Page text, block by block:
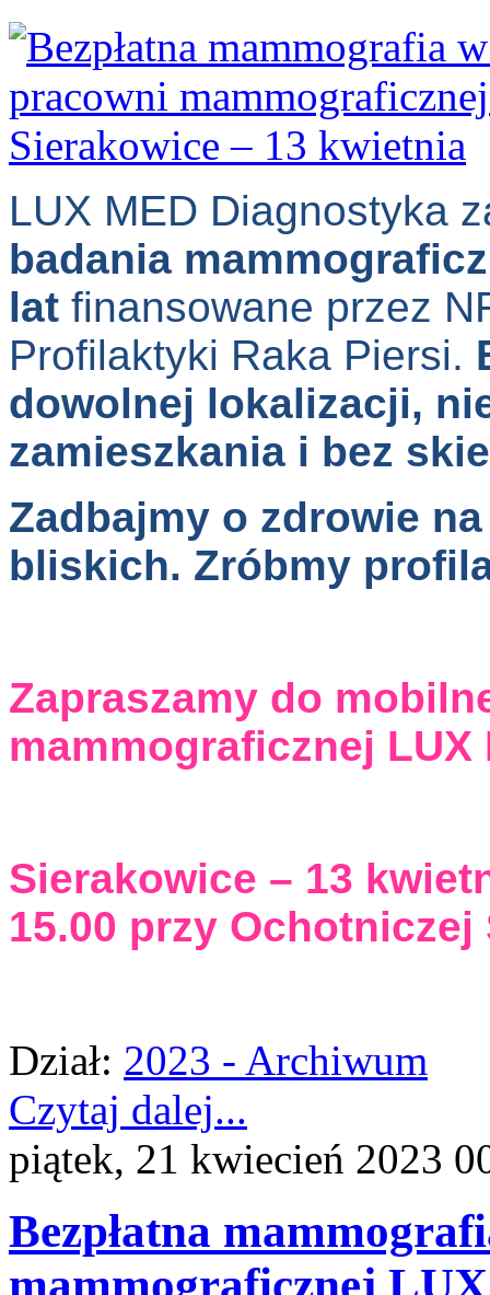
LUX MED Diagnostyka
badania
lat finansowane przez
Profilaktyki Raka Piersi.
dowolnej lokalizacji,
zamieszkania i bez
Zadbajmy o zdrowie
bliskich. Zróbmy
Zapraszamy do
mammograficznej LUX
Sierakowice – 13
15.00 przy
Dział: 2023 - Archiwum
Czytaj dalej...
piątek, 21 kwiecień 2023
Bezpłatna